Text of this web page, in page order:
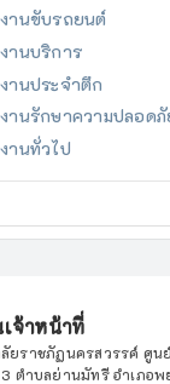
านขับรถยนต์
านบริการ
านประจำตึก
านรักษาความปลอดภั
านทั่วไป
จ้าหน้าที่
ยราชภัฏนครสวรรค์ ศูน
ตำบลย่านมัทรี อำเภอ